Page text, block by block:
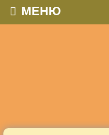
МЕНЮ